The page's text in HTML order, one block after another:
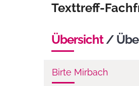
Texttreff-
Übersicht/
Birte Mirbach